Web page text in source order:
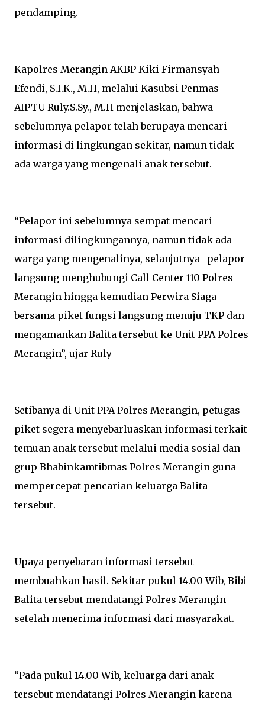
pendamping.
Kapolres Merangin AKBP Kiki Firmansyah
Efendi, S.I.K., M.H, melalui Kasubsi Penmas
AIPTU Ruly.S.Sy., M.H menjelaskan, bahwa
sebelumnya pelapor telah berupaya mencari
informasi di lingkungan sekitar, namun tidak
ada warga yang mengenali anak tersebut.
“Pelapor ini sebelumnya sempat mencari
informasi dilingkungannya, namun tidak ada
warga yang mengenalinya, selanjutnya pelapor
langsung menghubungi Call Center 110 Polres
Merangin hingga kemudian Perwira Siaga
bersama piket fungsi langsung menuju TKP dan
mengamankan Balita tersebut ke Unit PPA Polres
Merangin”, ujar Ruly
Setibanya di Unit PPA Polres Merangin, petugas
piket segera menyebarluaskan informasi terkait
temuan anak tersebut melalui media sosial dan
grup Bhabinkamtibmas Polres Merangin guna
mempercepat pencarian keluarga Balita
tersebut.
Upaya penyebaran informasi tersebut
membuahkan hasil. Sekitar pukul 14.00 Wib, Bibi
Balita tersebut mendatangi Polres Merangin
setelah menerima informasi dari masyarakat.
“Pada pukul 14.00 Wib, keluarga dari anak
tersebut mendatangi Polres Merangin karena